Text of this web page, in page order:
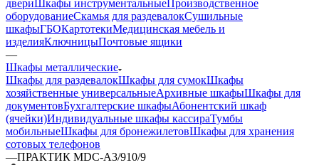
двериШкафы инструментальныеПроизводственное
оборудованиеСкамья для раздевалокСушильные
шкафыГБОКартотекиМедицинская мебель и
изделияКлючницыПочтовые ящики
—
Шкафы металлические
Шкафы для раздевалокШкафы для сумокШкафы
хозяйственные универсальныеАрхивные шкафыШкафы для
документовБухгалтерские шкафыАбонентский шкаф
(ячейки)Индивидуальные шкафы кассираТумбы
мобильныеШкафы для бронежилетовШкафы для хранения
сотовых телефонов
—ПРАКТИК MDC-A3/910/9